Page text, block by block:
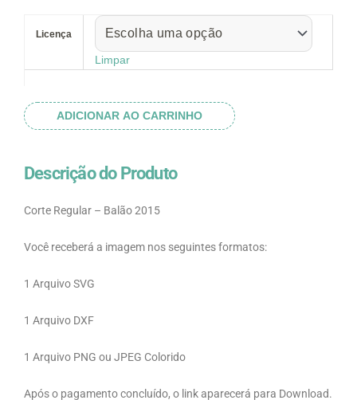
através
R$ 32.82
Licença
Limpar
quantidade
ADICIONAR AO CARRINHO
Descrição do Produto
Corte Regular – Balão 2015
Você receberá a imagem nos seguintes formatos:
1 Arquivo SVG
1 Arquivo DXF
1 Arquivo PNG ou JPEG Colorido
Após o pagamento concluído, o link aparecerá para Download.